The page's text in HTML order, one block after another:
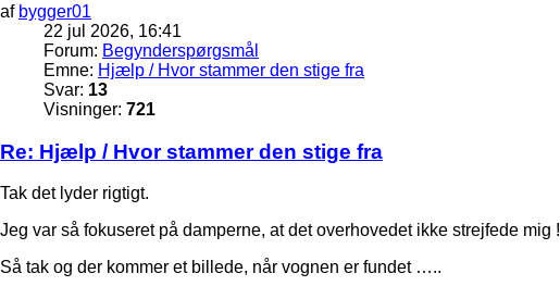
af bygger01
22 jul 2026, 16:41
Forum: Begynderspørgsmål
Emne: Hjælp / Hvor stammer den stige fra
Svar: 13
Visninger: 721
Re: Hjælp / Hvor stammer den stige fra
Tak det lyder rigtigt.
Jeg var så fokuseret på damperne, at det overhovedet ikke strejfede mig !
Så tak og der kommer et billede, når vognen er fundet …..